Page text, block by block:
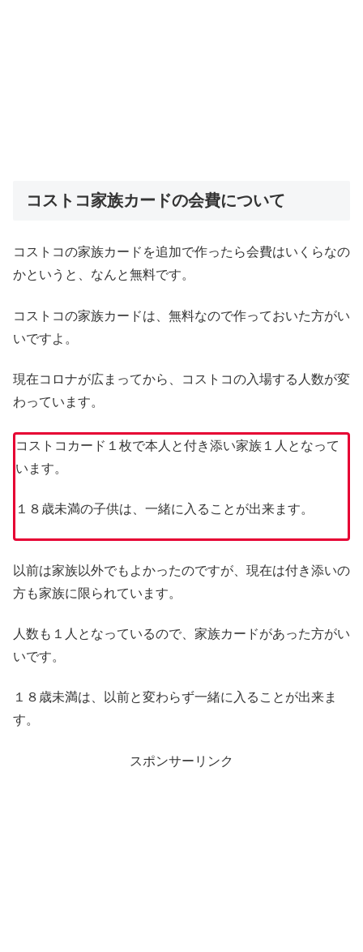
コストコ家族カードの会費について
コストコの家族カードを追加で作ったら会費はいくらなの
かというと、なんと無料です。
コストコの家族カードは、無料なので作っておいた方がい
いですよ。
現在コロナが広まってから、コストコの入場する人数が変
わっています。
コストコカード１枚で本人と付き添い家族１人となって
います。
１８歳未満の子供は、一緒に入ることが出来ます。
以前は家族以外でもよかったのですが、現在は付き添いの
方も家族に限られています。
人数も１人となっているので、家族カードがあった方がい
いです。
１８歳未満は、以前と変わらず一緒に入ることが出来ま
す。
スポンサーリンク